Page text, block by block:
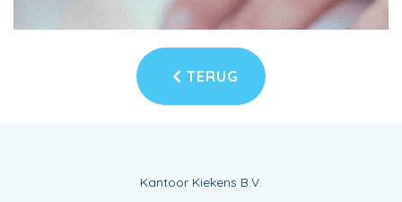
TERUG
Kantoor Kiekens B.V.